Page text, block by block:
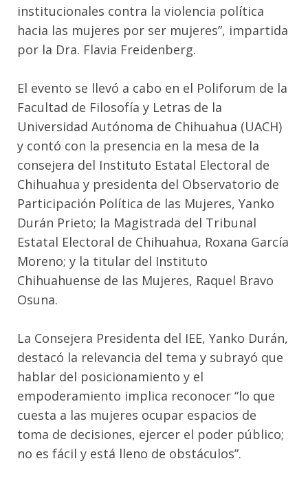
institucionales contra la violencia política
hacia las mujeres por ser mujeres”, impartida
por la Dra. Flavia Freidenberg.
El evento se llevó a cabo en el Poliforum de la
Facultad de Filosofía y Letras de la
Universidad Autónoma de Chihuahua (UACH)
y contó con la presencia en la mesa de la
consejera del Instituto Estatal Electoral de
Chihuahua y presidenta del Observatorio de
Participación Política de las Mujeres, Yanko
Durán Prieto; la Magistrada del Tribunal
Estatal Electoral de Chihuahua, Roxana García
Moreno; y la titular del Instituto
Chihuahuense de las Mujeres, Raquel Bravo
Osuna.
La Consejera Presidenta del IEE, Yanko Durán,
destacó la relevancia del tema y subrayó que
hablar del posicionamiento y el
empoderamiento implica reconocer “lo que
cuesta a las mujeres ocupar espacios de
toma de decisiones, ejercer el poder público;
no es fácil y está lleno de obstáculos”.